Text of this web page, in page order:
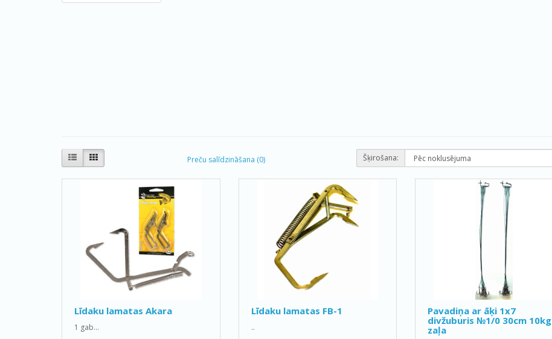
Preču salīdzināšana (0) Šķirošana:
Līdaku lamatas Akara
1 gab...
Līdaku lamatas FB-1
..
Pavadiņa ar āķi 1x7
divžuburis №1/0 30cm 10kg
zaļa